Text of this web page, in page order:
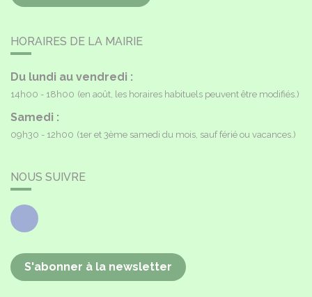
HORAIRES DE LA MAIRIE
Du lundi au vendredi :
14h00 - 18h00 (en août, les horaires habituels peuvent être modifiés.)
Samedi :
09h30 - 12h00 (1er et 3ème samedi du mois, sauf férié ou vacances.)
NOUS SUIVRE
Facebook
S'abonner à la newsletter